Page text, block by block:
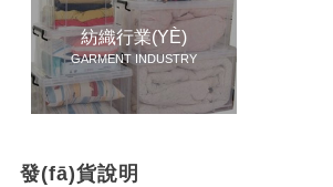
紡織行業(YÈ)
GARMENT INDUSTRY
發(fā)貨說明